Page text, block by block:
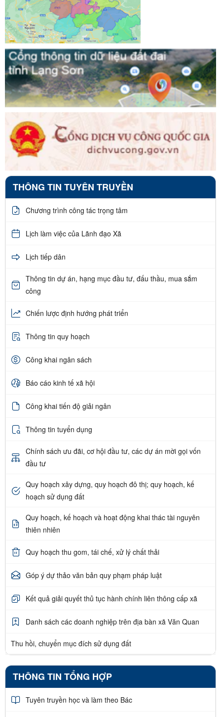
THÔNG TIN TUYÊN TRUYỀN
Chương trình công tác trọng tâm
Lịch làm việc của Lãnh đạo Xã
Lịch tiếp dân
Thông tin dự án, hạng mục đầu tư, đấu thầu, mua sắm
công
Chiến lược định hướng phát triển
Thông tin quy hoạch
Công khai ngân sách
Báo cáo kinh tế xã hội
Công khai tiến độ giải ngân
Thông tin tuyển dụng
Chính sách ưu đãi, cơ hội đầu tư, các dự án mời gọi vốn
đầu tư
Quy hoạch xây dựng, quy hoạch đô thị; quy hoạch, kế
hoạch sử dụng đất
Quy hoạch, kế hoạch và hoạt động khai thác tài nguyên
thiên nhiên
Quy hoạch thu gom, tái chế, xử lý chất thải
Góp ý dự thảo văn bản quy phạm pháp luật
Kết quả giải quyết thủ tục hành chính liên thông cấp xã
Danh sách các doanh nghiệp trên địa bàn xã Văn Quan
Thu hồi, chuyển mục đích sử dụng đất
THÔNG TIN TỔNG HỢP
Tuyên truyền học và làm theo Bác